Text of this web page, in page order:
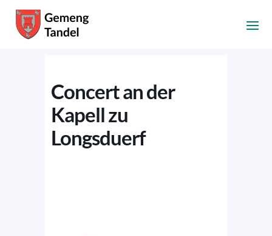
Concert an der
Kapell zu
Longsduerf